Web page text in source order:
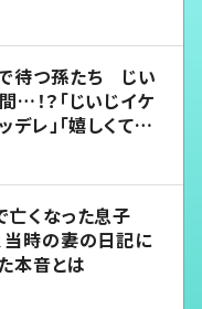
待つ孫たち じい
…！？「じいじイケ
デレ」「嬉しくて可
亡くなった息子
当時の妻の日記に
本音とは